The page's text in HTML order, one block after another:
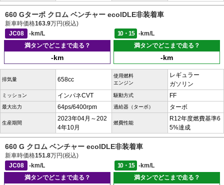
660 Gターボ クロム ベンチャー ecoIDLE非装着車
新車時価格163.9万円(税込)
JC08
-km/L 10・15
-km/L
満タンでどこまで走る？
-km
満タンでどこまで走る？
-km
排気量 658cc
使用燃料
エンジン
レギュラー
ガソリン
ミッション インパネCVT 駆動方式 FF
最大出力 64ps/6400rpm 過給器（ターボ） ターボ
生産期間
2023年04月～202
4年10月
燃費性能
R12年度燃費基準6
5%達成
660 G クロム ベンチャー ecoIDLE非装着車
新車時価格151.8万円(税込)
JC08
-km/L 10・15
-km/L
満タンでどこまで走る？
満タンでどこまで走る？